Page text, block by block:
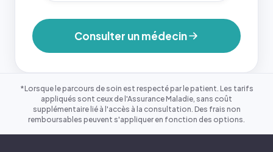
Consulter un médecin
*Lorsque le parcours de soin est respecté par le patient. Les tarifs
appliqués sont ceux de l'Assurance Maladie, sans coût
supplémentaire lié à l'accès à la consultation. Des frais non
remboursables peuvent s'appliquer en fonction des options.